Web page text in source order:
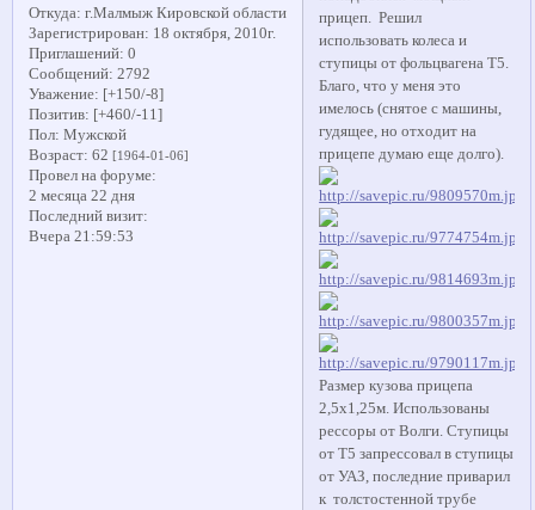
Откуда: г.Малмыж Кировской области
Зарегистрирован: 18 октября, 2010г.
Приглашений: 0
Сообщений: 2792
Уважение: [+150/-8]
Позитив: [+460/-11]
Пол: Мужской
Возраст: 62 [1964-01-06]
Провел на форуме:
2 месяца 22 дня
Последний визит:
Вчера 21:59:53
прицеп. Решил
использовать колеса и
ступицы от фольцвагена Т5.
Благо, что у меня это
имелось (снятое с машины,
гудящее, но отходит на
прицепе думаю еще долго).
Размер кузова прицепа
2,5х1,25м. Использованы
рессоры от Волги. Ступицы
от Т5 запрессовал в ступицы
от УАЗ, последние приварил
к толстостенной трубе